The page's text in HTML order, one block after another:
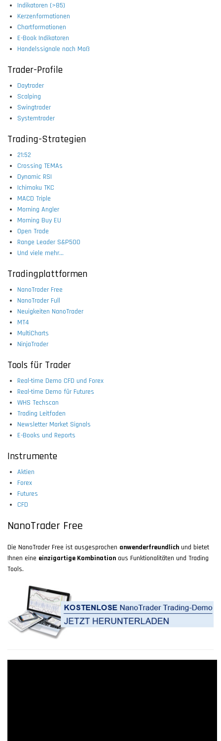
Indikatoren (>85)
Kerzenformationen
Chartformationen
E-Book Indikatoren
Handelssignale nach Maß
Trader-Profile
Daytrader
Scalping
Swingtrader
Systemtrader
Trading-Strategien
21:52
Crossing TEMAs
Dynamic RSI
Ichimoku TKC
MACD Triple
Morning Angler
Morning Buy EU
Open Trade
Range Leader S&P500
Und viele mehr...
Tradingplattformen
NanoTrader Free
NanoTrader Full
Neuigkeiten NanoTrader
MT4
MultiCharts
NinjaTrader
Tools für Trader
Real-time Demo CFD und Forex
Real-time Demo für Futures
WHS Techscan
Trading Leitfaden
Newsletter Market Signals
E-Books und Reports
Instrumente
Aktien
Forex
Futures
CFD
NanoTrader Free
Die NanoTrader Free ist ausgesprochen anwenderfreundlich und bietet
Ihnen eine einzigartige Kombination aus Funktionalitäten und Trading
Tools.